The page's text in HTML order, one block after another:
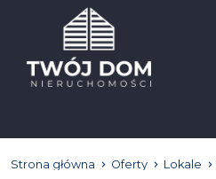
Strona główna Oferty Lokale